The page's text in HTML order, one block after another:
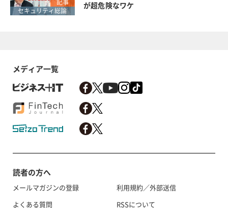
記事
セキュリティ総論
が超危険なワケ
メディア一覧
読者の方へ
メールマガジンの登録
よくある質問
利用規約／外部送信
RSSについて